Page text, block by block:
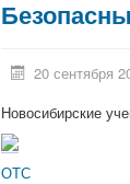
20 сентября
Новосибирские
ОТС